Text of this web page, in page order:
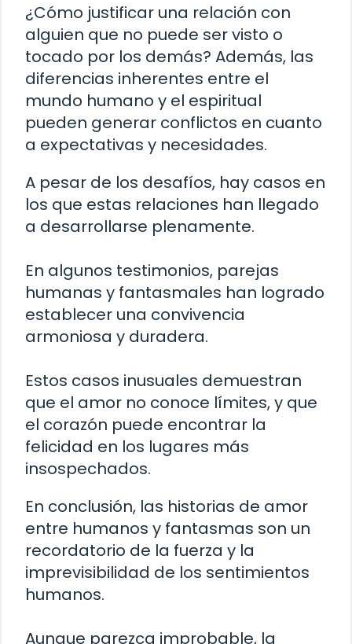
¿Cómo justificar una relación con
alguien que no puede ser visto o
tocado por los demás? Además, las
diferencias inherentes entre el
mundo humano y el espiritual
pueden generar conflictos en cuanto
a expectativas y necesidades.
A pesar de los desafíos, hay casos en
los que estas relaciones han llegado
a desarrollarse plenamente.
En algunos testimonios, parejas
humanas y fantasmales han logrado
establecer una convivencia
armoniosa y duradera.
Estos casos inusuales demuestran
que el amor no conoce límites, y que
el corazón puede encontrar la
felicidad en los lugares más
insospechados.
En conclusión, las historias de amor
entre humanos y fantasmas son un
recordatorio de la fuerza y la
imprevisibilidad de los sentimientos
humanos.
Aunque parezca improbable, la